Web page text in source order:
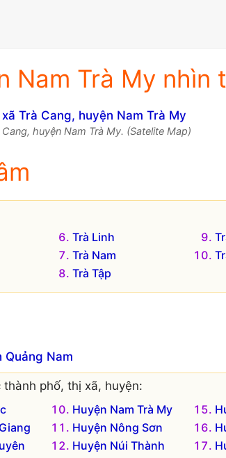
Nam Trà My nhìn
huyện Nam Trà My. (Satelite Map)
Trà Linh
Trà Nam
Trà Tập
Nam
thành phố, thị xã, huyện:
Huyện Nam Trà My
Huyện Nông Sơn
Huyện Núi Thành